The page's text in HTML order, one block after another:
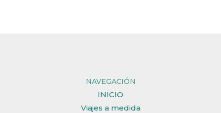
NAVEGACIÓN
INICIO
Viajes a medida